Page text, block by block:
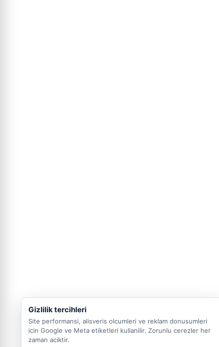
Gizlilik tercihleri
Site performansi, alisveris olcumleri ve reklam donusumleri
icin Google ve Meta etiketleri kullanilir. Zorunlu cerezler her
zaman aciktir.